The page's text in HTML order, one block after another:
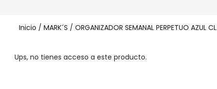
Inicio / MARK´S / ORGANIZADOR SEMANAL PERPETUO AZUL
Ups, no tienes acceso a este producto.